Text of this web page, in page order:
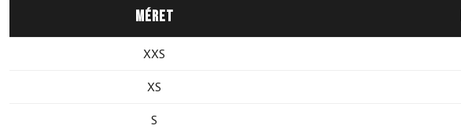
Méret
XXS
XS
S